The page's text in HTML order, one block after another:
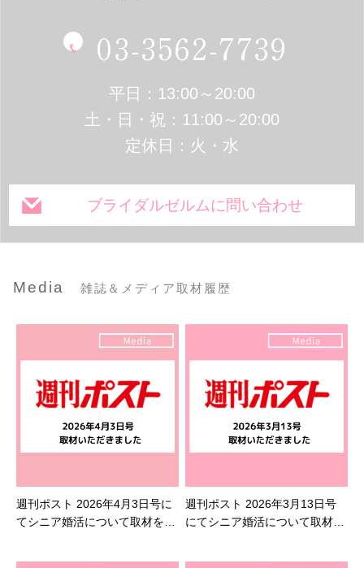
03-3562-7739
平日：13:00～20:00
土・日・祝：11:00～20:00
定休日：火・水
ブライダルゼルムに問い合わせ
Media 雑誌＆メディア取材履歴
週刊ポスト 2026年4月3日号に
てシニア婚活について取材を受
週刊ポスト 2026年3月13日号
にてシニア婚活について取材を